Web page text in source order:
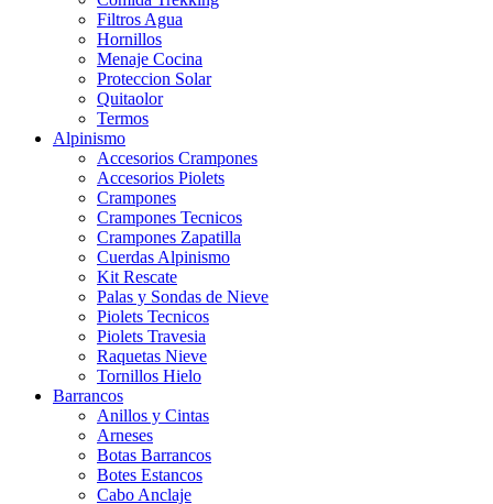
Filtros Agua
Hornillos
Menaje Cocina
Proteccion Solar
Quitaolor
Termos
Alpinismo
Accesorios Crampones
Accesorios Piolets
Crampones
Crampones Tecnicos
Crampones Zapatilla
Cuerdas Alpinismo
Kit Rescate
Palas y Sondas de Nieve
Piolets Tecnicos
Piolets Travesia
Raquetas Nieve
Tornillos Hielo
Barrancos
Anillos y Cintas
Arneses
Botas Barrancos
Botes Estancos
Cabo Anclaje